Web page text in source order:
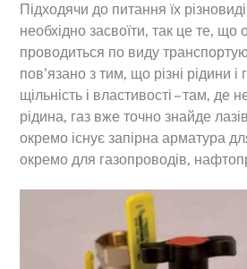
Підходячи до питання їх
необхідно засвоїти, так це те, що
проводиться по виду
пов’язано з тим, що різні рідини і
щільність і властивості – там, де
рідина, газ вже точно знайде
окремо існує запірна арматура
окремо для газопроводів,